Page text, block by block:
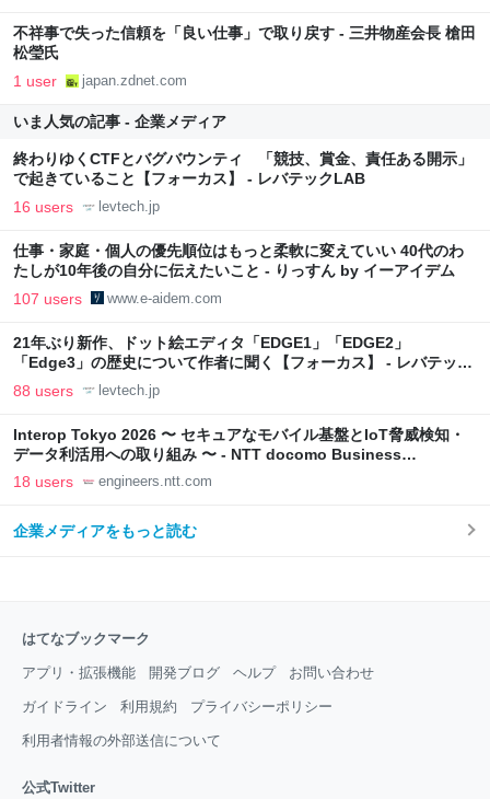
不祥事で失った信頼を「良い仕事」で取り戻す - 三井物産会長 槍田
松瑩氏
1 user japan.zdnet.com
いま人気の記事 - 企業メディア
終わりゆくCTFとバグバウンティ 「競技、賞金、責任ある開示」
で起きていること【フォーカス】 - レバテックLAB
16 users levtech.jp
仕事・家庭・個人の優先順位はもっと柔軟に変えていい 40代のわ
たしが10年後の自分に伝えたいこと - りっすん by イーアイデム
107 users www.e-aidem.com
21年ぶり新作、ドット絵エディタ「EDGE1」「EDGE2」
「Edge3」の歴史について作者に聞く【フォーカス】 - レバテック
LAB
88 users levtech.jp
Interop Tokyo 2026 〜 セキュアなモバイル基盤とIoT脅威検知・
データ利活用への取り組み 〜 - NTT docomo Business
Engineers' Blog
18 users engineers.ntt.com
企業メディアをもっと読む
はてなブックマーク
アプリ・拡張機能 開発ブログ ヘルプ お問い合わせ
ガイドライン 利用規約 プライバシーポリシー
利用者情報の外部送信について
公式Twitter